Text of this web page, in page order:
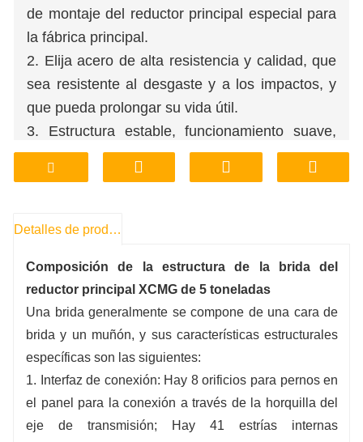
de montaje del reductor principal especial para
la fábrica principal.
2. Elija acero de alta resistencia y calidad, que
sea resistente al desgaste y a los impactos, y
que pueda prolongar su vida útil.
3. Estructura estable, funcionamiento suave,
bajo nivel de ruido por vibración y excelente
ajuste de las conexiones.
posibilidad de procesamiento basado en planos
5. Suministro directo de fábrica, ahorrando en
el precio medio, el precio más asequible, al
tiempo que se garantiza una calidad de
producto fiable.
6. La fábrica cuenta con existencias suficientes,
servicios integrales de almacenamiento,
distribución y logística, y una entrega eficiente y
rápida.
Detalles de producto
Composición de la estructura de la brida del
reductor principal XCMG de 5 toneladas
Una brida generalmente se compone de una cara de
brida y un muñón, y sus características estructurales
específicas son las siguientes:
1. Interfaz de conexión: Hay 8 orificios para pernos en
el panel para la conexión a través de la horquilla del
eje de transmisión; Hay 41 estrías internas